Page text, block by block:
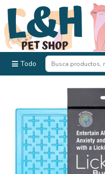
Todo